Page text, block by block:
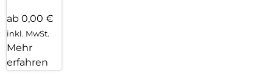
ab 0,00 €
inkl. MwSt.
Mehr
erfahren